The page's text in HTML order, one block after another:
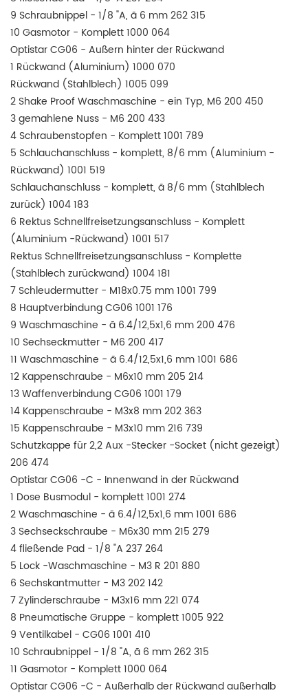
9 Schraubnippel - 1/8 "A, ã 6 mm 262 315
10 Gasmotor - Komplett 1000 064
Optistar CG06 - Außern hinter der Rückwand
1 Rückwand (Aluminium) 1000 070
Rückwand (Stahlblech) 1005 099
2 Shake Proof Waschmaschine - ein Typ, M6 200 450
3 gemahlene Nuss - M6 200 433
4 Schraubenstopfen - Komplett 1001 789
5 Schlauchanschluss - komplett, 8/6 mm (Aluminium -
Rückwand) 1001 519
Schlauchanschluss - komplett, ã 8/6 mm (Stahlblech
zurück) 1004 183
6 Rektus Schnellfreisetzungsanschluss - Komplett
(Aluminium -Rückwand) 1001 517
Rektus Schnellfreisetzungsanschluss - Komplette
(Stahlblech zurückwand) 1004 181
7 Schleudermutter - M18x0.75 mm 1001 799
8 Hauptverbindung CG06 1001 176
9 Waschmaschine - ã 6.4/12,5x1,6 mm 200 476
10 Sechseckmutter - M6 200 417
11 Waschmaschine - ã 6.4/12,5x1,6 mm 1001 686
12 Kappenschraube - M6x10 mm 205 214
13 Waffenverbindung CG06 1001 179
14 Kappenschraube - M3x8 mm 202 363
15 Kappenschraube - M3x10 mm 216 739
Schutzkappe für 2,2 Aux -Stecker -Socket (nicht gezeigt)
206 474
Optistar CG06 -C - Innenwand in der Rückwand
1 Dose Busmodul - komplett 1001 274
2 Waschmaschine - ã 6.4/12,5x1,6 mm 1001 686
3 Sechseckschraube - M6x30 mm 215 279
4 fließende Pad - 1/8 "A 237 264
5 Lock -Waschmaschine - M3 R 201 880
6 Sechskantmutter - M3 202 142
7 Zylinderschraube - M3x16 mm 221 074
8 Pneumatische Gruppe - komplett 1005 922
9 Ventilkabel - CG06 1001 410
10 Schraubnippel - 1/8 "A, ã 6 mm 262 315
11 Gasmotor - Komplett 1000 064
Optistar CG06 -C - Außerhalb der Rückwand außerhalb